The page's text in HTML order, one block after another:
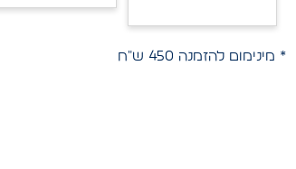
* מינימום להזמנה 450 ש"ח